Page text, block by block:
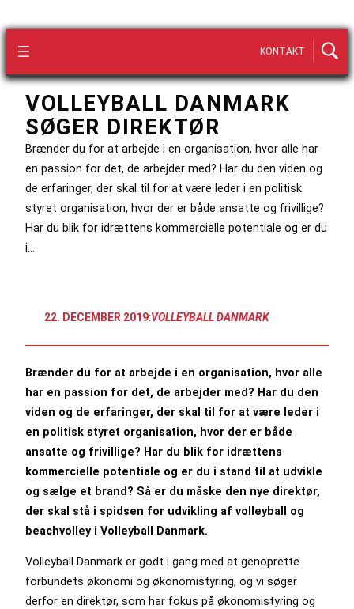
KONTAKT
VOLLEYBALL DANMARK
SØGER DIREKTØR
Brænder du for at arbejde i en organisation, hvor alle har
en passion for det, de arbejder med? Har du den viden og
de erfaringer, der skal til for at være leder i en politisk
styret organisation, hvor der er både ansatte og frivillige?
Har du blik for idrættens kommercielle potentiale og er du
i…
22. DECEMBER 2019:VOLLEYBALL DANMARK
Brænder du for at arbejde i en organisation, hvor alle
har en passion for det, de arbejder med? Har du den
viden og de erfaringer, der skal til for at være leder i
en politisk styret organisation, hvor der er både
ansatte og frivillige? Har du blik for idrættens
kommercielle potentiale og er du i stand til at udvikle
og sælge et brand? Så er du måske den nye direktør,
der skal stå i spidsen for udvikling af volleyball og
beachvolley i Volleyball Danmark.
Volleyball Danmark er godt i gang med at genoprette
forbundets økonomi og økonomistyring, og vi søger
derfor en direktør, som har fokus på økonomistyring og